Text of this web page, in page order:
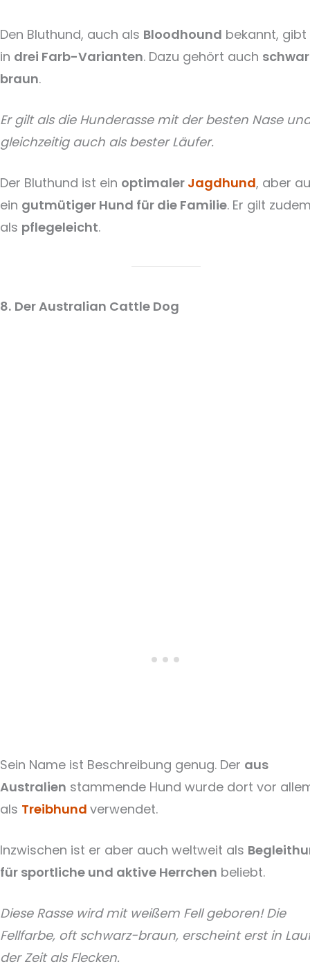
Den Bluthund, auch als Bloodhound bekannt, gibt
in drei Farb-Varianten. Dazu gehört auch
braun.
Er gilt als die Hunderasse mit der besten Nase
gleichzeitig auch als bester Läufer.
Der Bluthund ist ein optimaler Jagdhund, aber
ein gutmütiger Hund für die Familie. Er gilt
als pflegeleicht.
8. Der Australian Cattle Dog
Sein Name ist Beschreibung genug. Der aus
Australien stammende Hund wurde dort vor
als Treibhund verwendet.
Inzwischen ist er aber auch weltweit als
für sportliche und aktive Herrchen beliebt.
Diese Rasse wird mit weißem Fell geboren! Die
Fellfarbe, oft schwarz-braun, erscheint erst in
der Zeit als Flecken.